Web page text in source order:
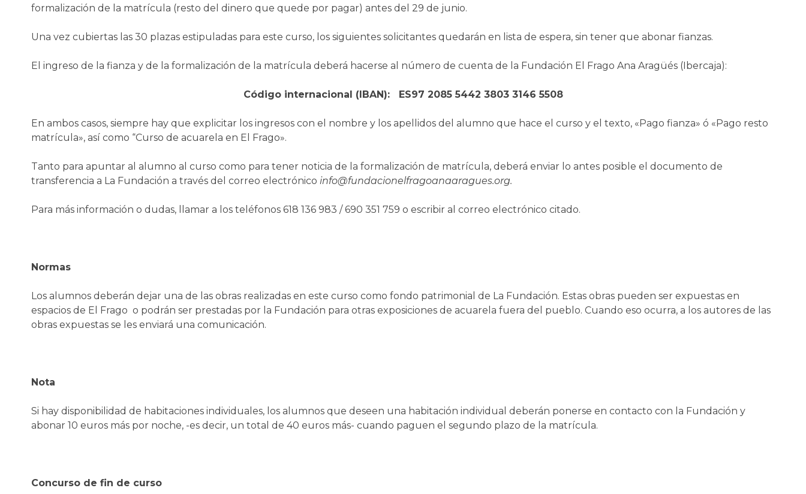
formalización de la matrícula (resto del dinero que quede por pagar) antes del 29 de junio.
Una vez cubiertas las 30 plazas estipuladas para este curso, los siguientes solicitantes quedarán en lista de espera, sin tener que abonar fianzas.
El ingreso de la fianza y de la formalización de la matrícula deberá hacerse al número de cuenta de la Fundación El Frago Ana Aragüés (Ibercaja):
Código internacional (IBAN): ES97 2085 5442 3803 3146 5508
En ambos casos, siempre hay que explicitar los ingresos con el nombre y los apellidos del alumno que hace el curso y el texto, «Pago fianza» ó «Pago resto
matrícula», así como “Curso de acuarela en El Frago».
Tanto para apuntar al alumno al curso como para tener noticia de la formalización de matrícula, deberá enviar lo antes posible el documento de
transferencia a La Fundación a través del correo electrónico info@fundacionelfragoanaaragues.org.
Para más información o dudas, llamar a los teléfonos 618 136 983 / 690 351 759 o escribir al correo electrónico citado.
Normas
Los alumnos deberán dejar una de las obras realizadas en este curso como fondo patrimonial de La Fundación. Estas obras pueden ser expuestas en
espacios de El Frago o podrán ser prestadas por la Fundación para otras exposiciones de acuarela fuera del pueblo. Cuando eso ocurra, a los autores de las
obras expuestas se les enviará una comunicación.
Nota
Si hay disponibilidad de habitaciones individuales, los alumnos que deseen una habitación individual deberán ponerse en contacto con la Fundación y
abonar 10 euros más por noche, -es decir, un total de 40 euros más- cuando paguen el segundo plazo de la matrícula.
Concurso de fin de curso